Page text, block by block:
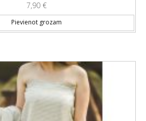
7,90 €
Pievienot grozam